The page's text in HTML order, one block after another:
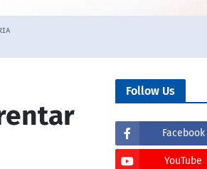
Follow Us
Facebook
YouTube